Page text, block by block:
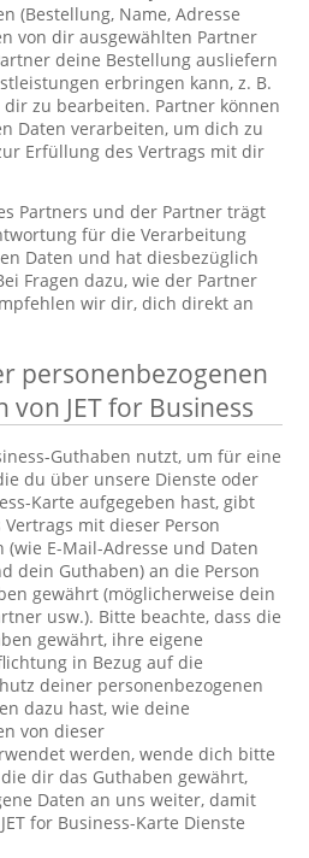
(Bestellung, Name, Adresse
von dir ausgewählten Partner
deine Bestellung ausliefern
erbringen kann, z. B.
zu bearbeiten. Partner können
Daten verarbeiten, um dich zu
Erfüllung des Vertrags mit dir
Partners und der Partner trägt
für die Verarbeitung
Daten und hat diesbezüglich
Fragen dazu, wie der Partner
wir dir, dich direkt an
personenbezogenen
von JET for Business
Guthaben nutzt, um für eine
du über unsere Dienste oder
Karte aufgegeben hast, gibt
mit dieser Person
(wie E-Mail-Adresse und Daten
dein Guthaben) an die Person
gewährt (möglicherweise dein
usw.). Bitte beachte, dass die
gewährt, ihre eigene
in Bezug auf die
deiner personenbezogenen
dazu hast, wie deine
von dieser
werden, wende dich bitte
dir das Guthaben gewährt,
Daten an uns weiter, damit
for Business-Karte Dienste